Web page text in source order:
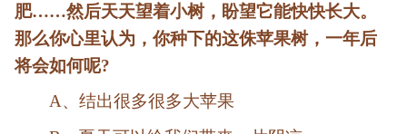
肥……然后天天望着小树，盼望它能快快长大。
那么你心里认为，你种下的这侏苹果树，一年后
将会如何呢?
A、结出很多很多大苹果